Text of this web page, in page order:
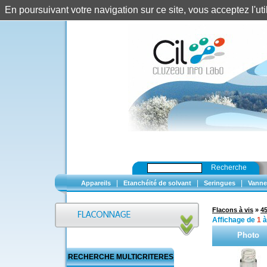
Recherche
Appareils Etanchéité de solvant Seringues
RECHERCHE MULTICRITERES
Flacons à vis »
Affichage de 1 à
Photo
En poursuivant votre navigation sur ce site, vous acceptez